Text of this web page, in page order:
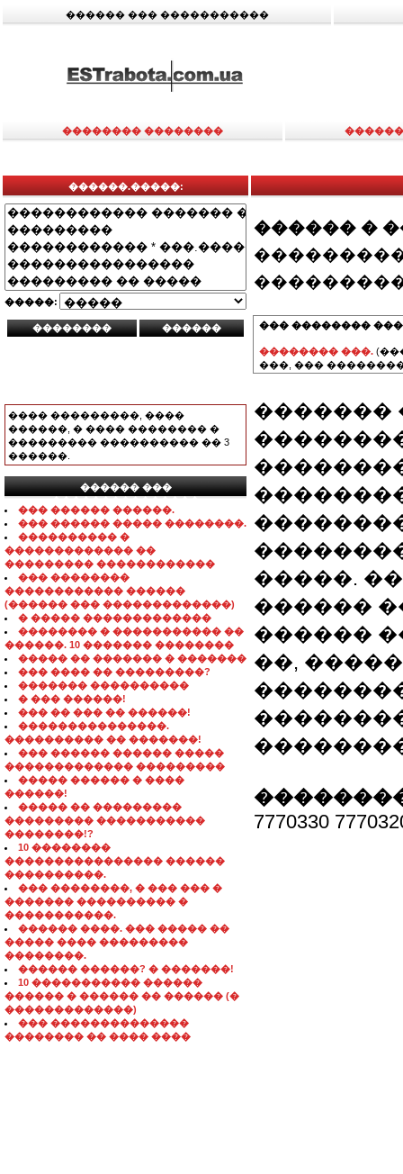
������ ��� �����������
�������� ��������
������.�����:
�����:
���� ���������, ����
������, � ���� �������� �
��������� ���������� �� 3
������.
������ ���
���������������
��� ������ ������.
��� ������ ����� ��������.
���������� �
������������� ��
��������� ������������
��� ��������
������������ ������
(������ ��� �������������)
� ����� �������������
�������� � ����������� ��
������. 10 ������� ��������
����� �� ������� � �������
��� ���� �� ���������?
������� ����������
� ��� ������!
��� �� ��� �� ������!
���������������.
���������� �� �������!
��� ������ ������ �����
������������� ���������
����� ������ � ����
������!
����� �� ���������
��������� �����������
��������!?
10 ��������
���������������� ������
����������.
��� ��������, � ��� ��� �
������� ���������� �
�����������.
������ ����. ��� ����� ��
����� ���� ���������
��������.
������ ������? � �������!
10 ����������� ������
������ � ������ �� ������ (�
�������������)
��� ��������������
�������� �� ���� ����
������ �
��� ��������
�������� ���.
���, ���
�������
�����.
������
������
��,
7770330